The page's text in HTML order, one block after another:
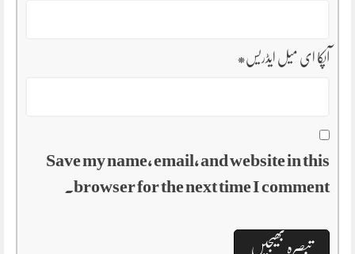
آپکا ای میل ایڈریس*
Save my name, email, and website in this
browser for the next time I comment.